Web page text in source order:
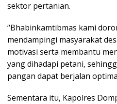
sektor pertanian.
“Bhabinkamtibmas kami
mendampingi masyarakat
motivasi serta membantu
yang dihadapi petani,
pangan dapat berjalan
Sementara itu, Kapolres